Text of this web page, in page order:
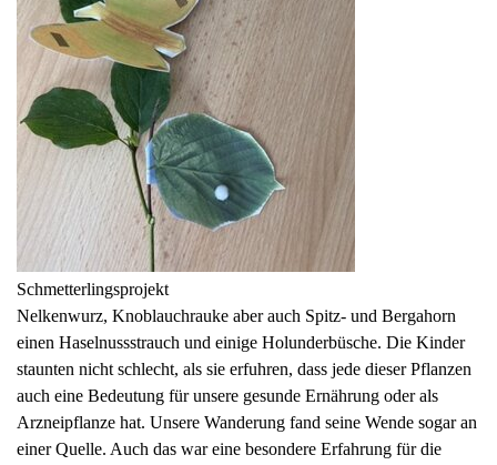
Schmetterlingsprojekt
Nelkenwurz, Knoblauchrauke aber auch Spitz- und Bergahorn
einen Haselnussstrauch und einige Holunderbüsche. Die Kinder
staunten nicht schlecht, als sie erfuhren, dass jede dieser Pflanzen
auch eine Bedeutung für unsere gesunde Ernährung oder als
Arzneipflanze hat. Unsere Wanderung fand seine Wende sogar an
einer Quelle. Auch das war eine besondere Erfahrung für die